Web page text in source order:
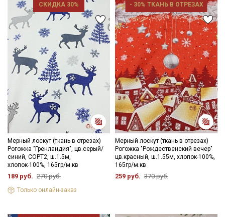
зависимости от партии тон ткани может отличаться.
СКИДКА 30%
Мерный лоскут (ткань в отрезах)
Рогожка "Гренландия", цв.серый/
синий, СОРТ2, ш.1.5м,
хлопок-100%, 165гр/м.кв
189 руб. 270 руб.
Только онлайн-заказ
- 30% ТКАНЬ В ОТРЕЗАХ
Мерный лоскут (ткань в отрезах)
Рогожка "Рождественский вечер"
цв.красный, ш.1.55м, хлопок-100%,
165гр/м.кв
259 руб. 370 руб.
категории тканей
Электронная почта
Подписаться
Ознакомлен(а) сПолитикой обработки персональных
данныхи даю
Согласие на обработку персональных
ДаюСогласие на получение рекламных и
информационных рассылок